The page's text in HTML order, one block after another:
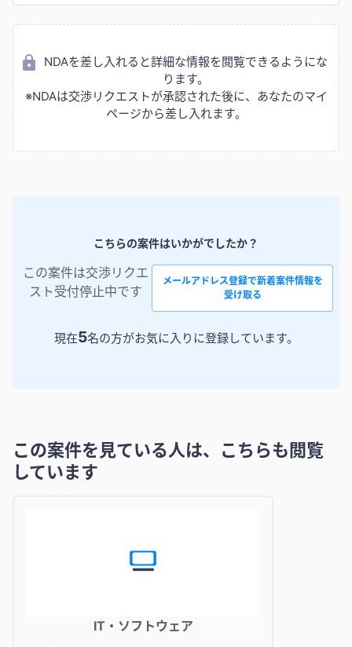
NDAを差し入れると詳細な情報を閲覧できるようにな
ります。
※NDAは交渉リクエストが承認された後に、あなたのマイ
ページから差し入れます。
こちらの案件はいかがでしたか？
この案件は交渉リクエ
スト受付停止中です
メールアドレス登録で新着案件情報を
受け取る
現在5名の方がお気に入りに登録しています。
この案件を見ている人は、こちらも閲覧
しています
IT・ソフトウェア